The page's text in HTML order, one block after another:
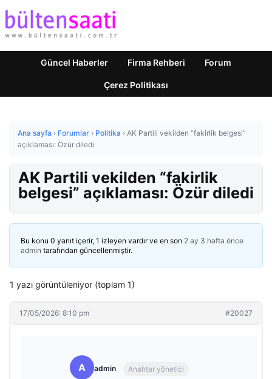
Güncel Haberler Firma Rehberi Forum
Çerez Politikası
Ana sayfa › Forumlar › Politika › AK Partili vekilden “fakirlik belgesi”
açıklaması: Özür diledi
AK Partili vekilden “fakirlik
belgesi” açıklaması: Özür diledi
Bu konu 0 yanıt içerir, 1 izleyen vardır ve en son 2 ay 3 hafta önce
admin tarafından güncellenmiştir.
1 yazı görüntüleniyor (toplam 1)
17/05/2026: 8:10 pm #20027
A admin Anahtar yönetici